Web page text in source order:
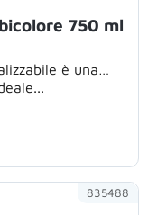
750 ml
è una
835488